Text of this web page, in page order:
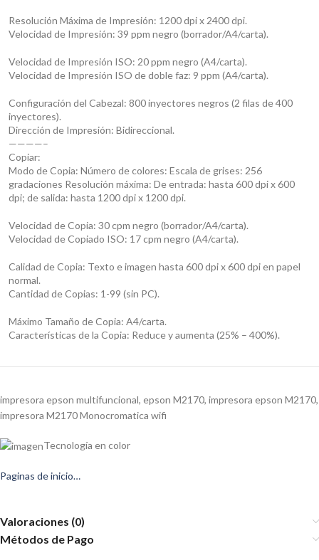
Resolución Máxima de Impresión: 1200 dpi x 2400 dpi.
Velocidad de Impresión: 39 ppm negro (borrador/A4/carta).
Velocidad de Impresión ISO: 20 ppm negro (A4/carta).
Velocidad de Impresión ISO de doble faz: 9 ppm (A4/carta).
Configuración del Cabezal: 800 inyectores negros (2 filas de 400
inyectores).
Dirección de Impresión: Bidireccional.
————–
Copiar:
Modo de Copia: Número de colores: Escala de grises: 256
gradaciones Resolución máxima: De entrada: hasta 600 dpi x 600
dpi; de salida: hasta 1200 dpi x 1200 dpi.
Velocidad de Copia: 30 cpm negro (borrador/A4/carta).
Velocidad de Copiado ISO: 17 cpm negro (A4/carta).
Calidad de Copia: Texto e imagen hasta 600 dpi x 600 dpi en papel
normal.
Cantidad de Copias: 1-99 (sin PC).
Máximo Tamaño de Copia: A4/carta.
Características de la Copia: Reduce y aumenta (25% – 400%).
impresora epson multifuncional, epson M2170, impresora epson M2170,
impresora M2170 Monocromatica wifi
Tecnología en color
Paginas de inicio…
Valoraciones (0)
Métodos de Pago